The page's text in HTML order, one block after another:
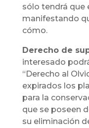
sólo tendrá que
manifestando
cómo.
Derecho de
interesado
“Derecho al
expirados los
para la
que se poseen
su eliminación